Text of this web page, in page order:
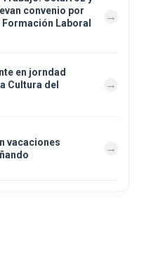
convenio por
Laboral
en jorndad
Cultura del
vacaciones